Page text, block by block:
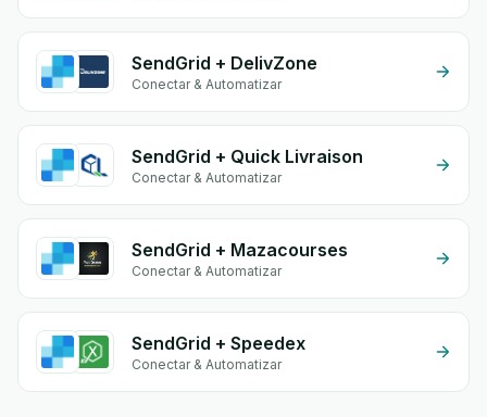
SendGrid + DelivZone
Conectar & Automatizar
SendGrid + Quick Livraison
Conectar & Automatizar
SendGrid + Mazacourses
Conectar & Automatizar
SendGrid + Speedex
Conectar & Automatizar